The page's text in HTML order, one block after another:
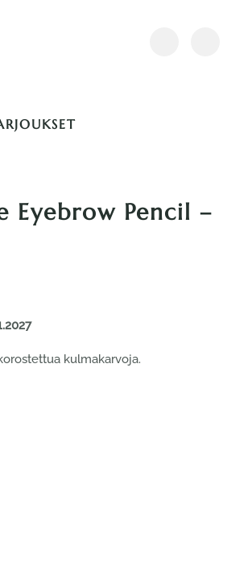
Eyebrow Pencil –
kulmakarvoja.